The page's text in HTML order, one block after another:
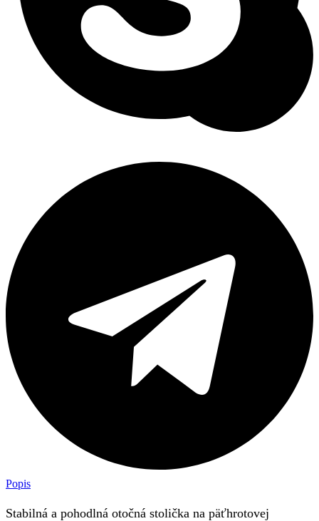
Popis
Stabilná a pohodlná otočná stolička na päťhrotovej